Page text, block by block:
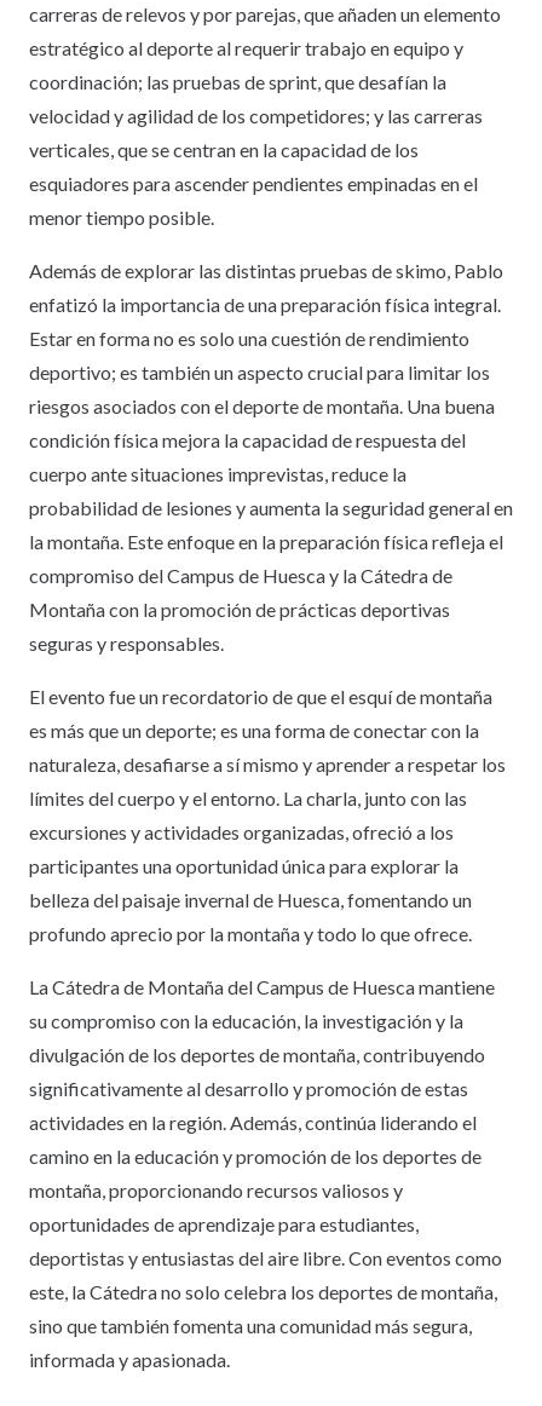
carreras de relevos y por parejas, que añaden un elemento
estratégico al deporte al requerir trabajo en equipo y
coordinación; las pruebas de sprint, que desafían la
velocidad y agilidad de los competidores; y las carreras
verticales, que se centran en la capacidad de los
esquiadores para ascender pendientes empinadas en el
menor tiempo posible.
Además de explorar las distintas pruebas de skimo, Pablo
enfatizó la importancia de una preparación física integral.
Estar en forma no es solo una cuestión de rendimiento
deportivo; es también un aspecto crucial para limitar los
riesgos asociados con el deporte de montaña. Una buena
condición física mejora la capacidad de respuesta del
cuerpo ante situaciones imprevistas, reduce la
probabilidad de lesiones y aumenta la seguridad general en
la montaña. Este enfoque en la preparación física refleja el
compromiso del Campus de Huesca y la Cátedra de
Montaña con la promoción de prácticas deportivas
seguras y responsables.
El evento fue un recordatorio de que el esquí de montaña
es más que un deporte; es una forma de conectar con la
naturaleza, desafiarse a sí mismo y aprender a respetar los
límites del cuerpo y el entorno. La charla, junto con las
excursiones y actividades organizadas, ofreció a los
participantes una oportunidad única para explorar la
belleza del paisaje invernal de Huesca, fomentando un
profundo aprecio por la montaña y todo lo que ofrece.
La Cátedra de Montaña del Campus de Huesca mantiene
su compromiso con la educación, la investigación y la
divulgación de los deportes de montaña, contribuyendo
significativamente al desarrollo y promoción de estas
actividades en la región. Además, continúa liderando el
camino en la educación y promoción de los deportes de
montaña, proporcionando recursos valiosos y
oportunidades de aprendizaje para estudiantes,
deportistas y entusiastas del aire libre. Con eventos como
este, la Cátedra no solo celebra los deportes de montaña,
sino que también fomenta una comunidad más segura,
informada y apasionada.